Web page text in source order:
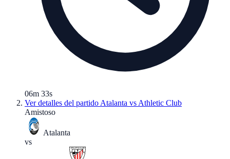
06m 33s
Ver detalles del partido Atalanta vs Athletic Club
Amistoso
Atalanta
vs